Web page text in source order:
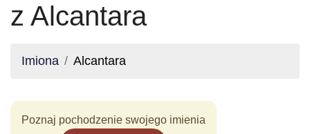
z Alcantara
Imiona Alcantara
Poznaj pochodzenie swojego imienia